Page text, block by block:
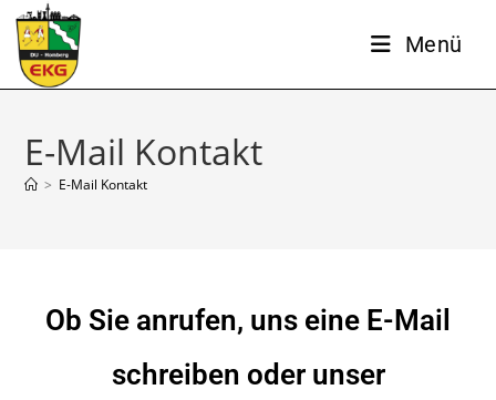
Menü
E-Mail Kontakt
> E-Mail Kontakt
Ob Sie anrufen, uns eine E-Mail
schreiben oder unser